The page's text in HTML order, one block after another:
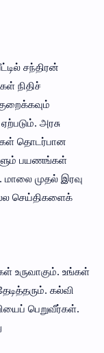
சந்திரன்
நிதிச்
அரசு
தொடர்பான
பயணங்கள்
முதல் இரவு
செய்திகளைக்
உருவாகும். உங்கள்
கல்வி
பெறுவீர்கள்.